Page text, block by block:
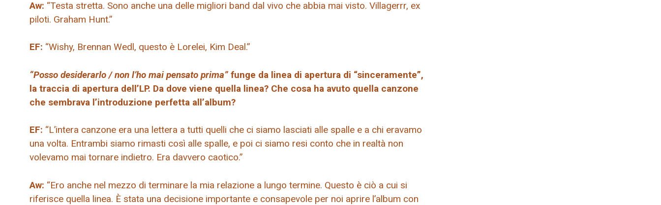
Aw: “Testa stretta. Sono anche una delle migliori band dal vivo che abbia mai visto. Villagerrr, ex
piloti. Graham Hunt.”
EF: “Wishy, ​​Brennan Wedl, questo è Lorelei, Kim Deal.”
“Posso desiderarlo / non l’ho mai pensato prima” funge da linea di apertura di “sinceramente”,
la traccia di apertura dell’LP. Da dove viene quella linea? Che cosa ha avuto quella canzone
che sembrava l’introduzione perfetta all’album?
EF: “L’intera canzone era una lettera a tutti quelli che ci siamo lasciati alle spalle e a chi eravamo
una volta. Entrambi siamo rimasti così alle spalle, e poi ci siamo resi conto che in realtà non
volevamo mai tornare indietro. Era davvero caotico.”
Aw: “Ero anche nel mezzo di terminare la mia relazione a lungo termine. Questo è ciò a cui si
riferisce quella linea. È stata una decisione importante e consapevole per noi aprire l’album con